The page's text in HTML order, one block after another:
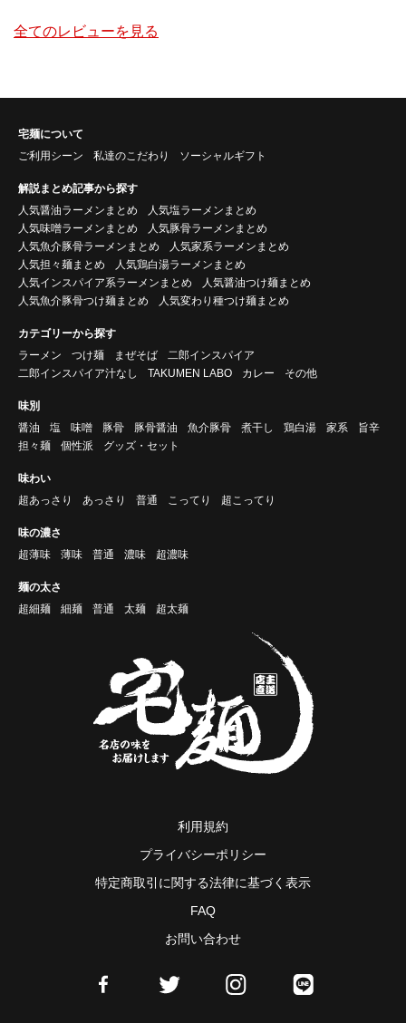
全てのレビューを見る
宅麺について
ご利用シーン
私達のこだわり ソーシャルギフト
解説まとめ記事から探す
人気醤油ラーメンまとめ
人気塩ラーメンまとめ
人気味噌ラーメンまとめ
人気豚骨ラーメンまとめ
人気魚介豚骨ラーメンまとめ
人気家系ラーメンまとめ
人気担々麺まとめ
人気鶏白湯ラーメンまとめ
人気インスパイア系ラーメンまとめ
人気醤油つけ麺まとめ
人気魚介豚骨つけ麺まとめ
人気変わり種つけ麺まとめ
カテゴリーから探す
ラーメン
つけ麺 まぜそば
二郎インスパイア
二郎インスパイア汁なし
TAKUMEN LABO カレー その他
味別
醤油
塩 味噌 豚骨 豚骨醤油 魚介豚骨 煮干し 鶏白湯 家系
旨辛
担々麺
個性派 グッズ・セット
味わい
超あっさり
あっさり 普通 こってり 超こってり
味の濃さ
超薄味
薄味 普通 濃味 超濃味
麺の太さ
超細麺
細麺 普通 太麺 超太麺
利用規約
プライバシーポリシー
特定商取引に関する法律に基づく表示
FAQ
お問い合わせ